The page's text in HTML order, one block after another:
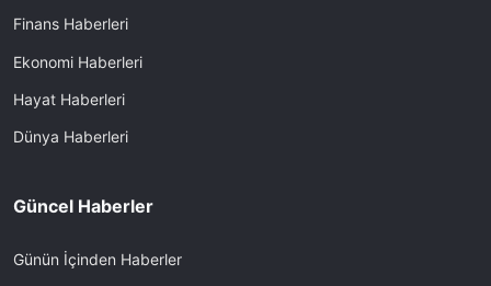
Finans Haberleri
Ekonomi Haberleri
Hayat Haberleri
Dünya Haberleri
Güncel Haberler
Günün İçinden Haberler